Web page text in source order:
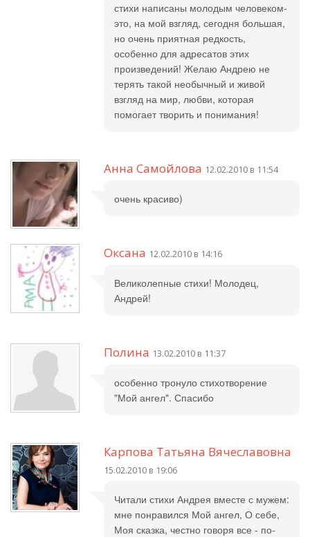
стихи написаны молодым человеком-
это, на мой взгляд, сегодня большая,
но очень приятная редкость,
особенно для адресатов этих
произведений! Желаю Андрею не
терять такой необычный и живой
взгляд на мир, любви, которая
помогает творить и понимания!
Анна Самойлова 12.02.2010 в 11:54
очень красиво)
Оксана 12.02.2010 в 14:16
Великолепные стихи! Молодец,
Андрей!
Полина 13.02.2010 в 11:37
особенно тронуло стихотворение
"Мой ангел". Спасибо
Карпова Татьяна Вячеславовна
15.02.2010 в 19:06
Читали стихи Андрея вместе с мужем:
мне понравился Мой ангел, О себе,
Моя сказка, честно говоря все - по-